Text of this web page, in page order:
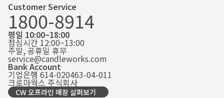
Customer Service
1800-8914
평일 10:00~18:00
점심시간 12:00~13:00
주말, 공휴일 휴무
service@candleworks.com
Bank Account
기업은행 614-020463-04-011
크로마웍스 주식회사
CW 오프라인 매장 살펴보기